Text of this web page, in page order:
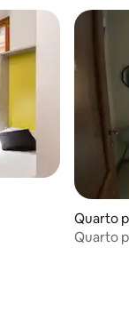
Quarto
Quarto